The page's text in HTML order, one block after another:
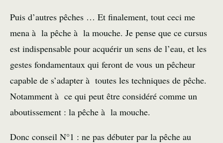
Puis d’autres pêches … Et finalement, tout ceci me
mena à la pêche à la mouche. Je pense que ce cursus
est indispensable pour acquérir un sens de l’eau, et les
gestes fondamentaux qui feront de vous un pêcheur
capable de s’adapter à toutes les techniques de pêche.
Notamment à ce qui peut être considéré comme un
aboutissement : la pêche à la mouche.
Donc conseil N°1 : ne pas débuter par la pêche au